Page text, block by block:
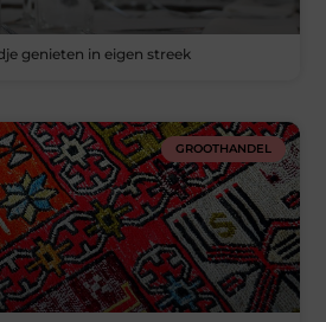
genieten in eigen streek
GROOTHANDEL